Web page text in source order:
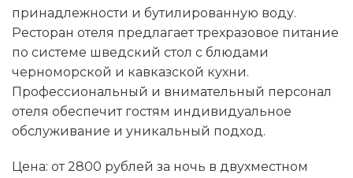
принадлежности и бутилированную воду.
Ресторан отеля предлагает трехразовое питание
по системе шведский стол с блюдами
черноморской и кавказской кухни.
Профессиональный и внимательный персонал
отеля обеспечит гостям индивидуальное
обслуживание и уникальный подход.
Цена: от 2800 рублей за ночь в двухместном